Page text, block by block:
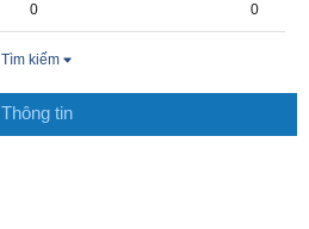
0 0
Tìm kiếm
Thông tin